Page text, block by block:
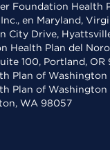
Foundation Health
en Maryland,
City Drive,
Health Plan del
100, Portland, OR
Plan of Washington
Plan of Washington
WA 98057